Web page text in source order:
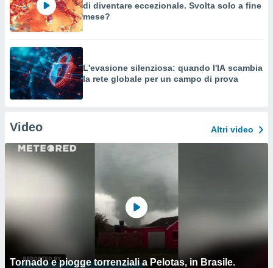
di diventare eccezionale. Svolta solo a fine
mese?
L'evasione silenziosa: quando l'IA scambia
la rete globale per un campo di prova
Video Altri video
Tornado e piogge torrenziali a Pelotas, in Brasile.